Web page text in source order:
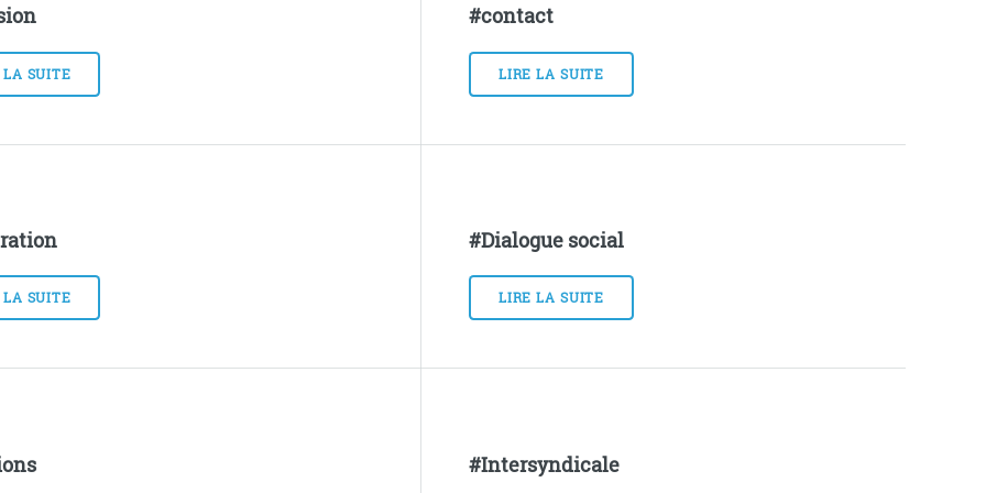
LA SUITE
#contact
LIRE LA SUITE
LA SUITE
#Dialogue social
LIRE LA SUITE
#Intersyndicale